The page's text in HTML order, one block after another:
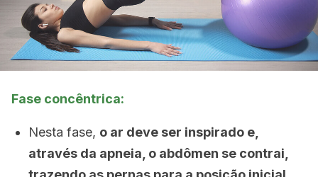
Fase concêntrica:
Nesta fase, o ar deve ser inspirado e,
através da apneia, o abdômen se contrai,